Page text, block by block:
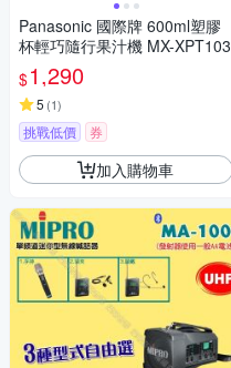
Panasonic 國際牌 600ml塑膠
杯輕巧隨行果汁機 MX-XPT103
$1,290
5 (1)
挑戰低價 券
加入購物車